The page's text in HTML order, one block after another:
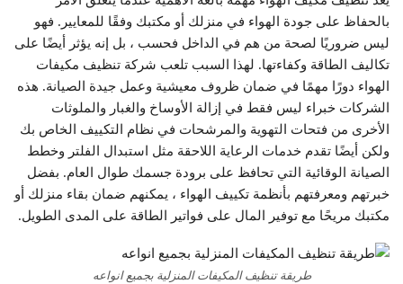
بالحفاظ على جودة الهواء في منزلك أو مكتبك وفقًا للمعايير. فهو
ليس ضروريًا لصحة من هم في الداخل فحسب ، بل إنه يؤثر أيضًا على
تكاليف الطاقة وكفاءتها. لهذا السبب تلعب شركة تنظيف مكيفات
الهواء دورًا مهمًا في ضمان ظروف معيشية وعمل جيدة الصيانة. هذه
الشركات خبراء ليس فقط في إزالة الأوساخ والغبار والملوثات
الأخرى من فتحات التهوية والمرشحات في نظام التكييف الخاص بك
ولكن أيضًا تقدم خدمات الرعاية اللاحقة مثل استبدال الفلتر وخطط
الصيانة الوقائية التي تحافظ على برودة جسمك طوال العام. بفضل
خبرتهم ومعرفتهم بأنظمة تكييف الهواء ، يمكنهم ضمان بقاء منزلك أو
مكتبك مريحًا مع توفير المال على فواتير الطاقة على المدى الطويل.
طريقة تنظيف المكيفات المنزلية بجميع انواعه